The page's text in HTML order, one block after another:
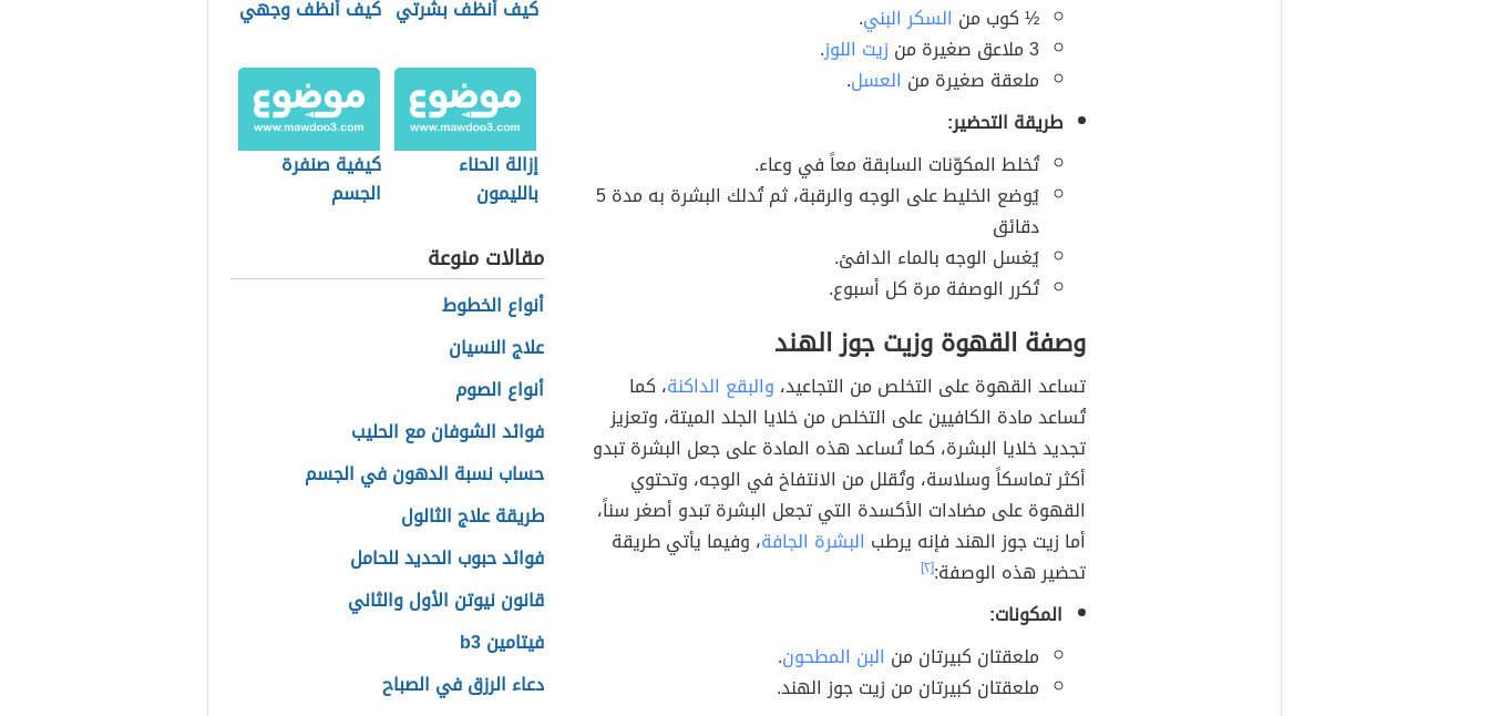
½ كوب من السكر البني.
3 ملاعق صغيرة من
زيت اللوز.
ملعقة صغيرة من العسل.
طريقة التحضير:
تُخلط المكوّنات السابقة معاً في وعاء.
يُوضع الخليط على الوجه والرقبة، ثم تُدلك البشرة به مدة 5
دقائق
يُغسل الوجه بالماء الدافئ.
تُكرر الوصفة مرة كل أسبوع.
وصفة القهوة وزيت جوز الهند
تساعد القهوة على التخلص من التجاعيد، والبقع الداكنة، كما
تُساعد مادة الكافيين على التخلص من خلايا الجلد الميتة، وتعزيز
تجديد خلايا البشرة، كما تُساعد هذه المادة على جعل البشرة تبدو
أكثر تماسكاً وسلاسة، وتُقلل من الانتفاخ في الوجه، وتحتوي
القهوة على مضادات الأكسدة التي تجعل البشرة تبدو أصغر سناً،
أما زيت جوز الهند فإنه يرطب البشرة الجافة، وفيما يأتي طريقة
تحضير هذه الوصفة:[٢]
المكونات:
ملعقتان كبيرتان من البن المطحون.
ملعقتان كبيرتان من زيت جوز الهند.
كيف أنظف بشرتي كيف أنظف وجهي
إزالة الحناء
بالليمون
كيفية صنفرة
الجسم
مقالات منوعة
أنواع الخطوط
علاج النسيان
أنواع الصوم
فوائد الشوفان مع الحليب
حساب نسبة الدهون في الجسم
طريقة علاج الثالول
فوائد حبوب الحديد للحامل
قانون نيوتن الأول والثاني
فيتامين b3
دعاء الرزق في الصباح